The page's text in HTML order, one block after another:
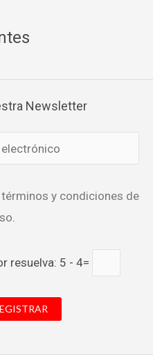
Newsletter
y condiciones de
.
resuelva: 5 - 4=